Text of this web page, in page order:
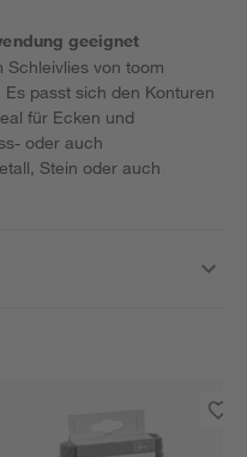
geeignet
Schleivlies von toom
passt sich den Konturen
für Ecken und
oder auch
Stein oder auch